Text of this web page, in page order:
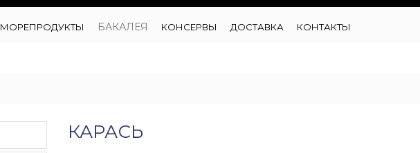
МОРЕПРОДУКТЫ БАКАЛЕЯ КОНСЕРВЫ ДОСТАВКА КОНТАКТЫ
КАРАСЬ